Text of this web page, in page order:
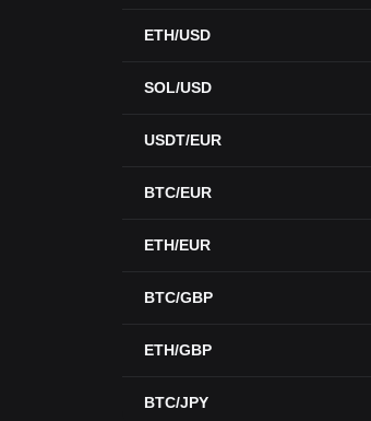
ETH/USD
SOL/USD
USDT/EUR
BTC/EUR
ETH/EUR
BTC/GBP
ETH/GBP
BTC/JPY